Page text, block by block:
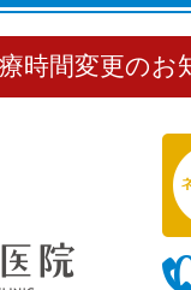
時間変更のお